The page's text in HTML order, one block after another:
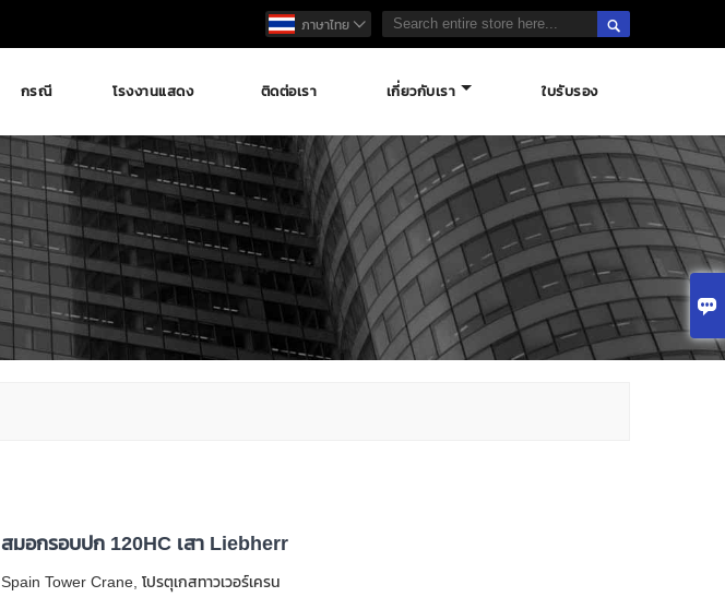


ภาษาไทย 
กรณี โรงงานแสดง ติดต่อเรา เกี่ยวกับเรา ใบรับรอง
สมอกรอบปก 120HC เสา Liebherr
Spain Tower Crane, โปรตุเกสทาวเวอร์เครน